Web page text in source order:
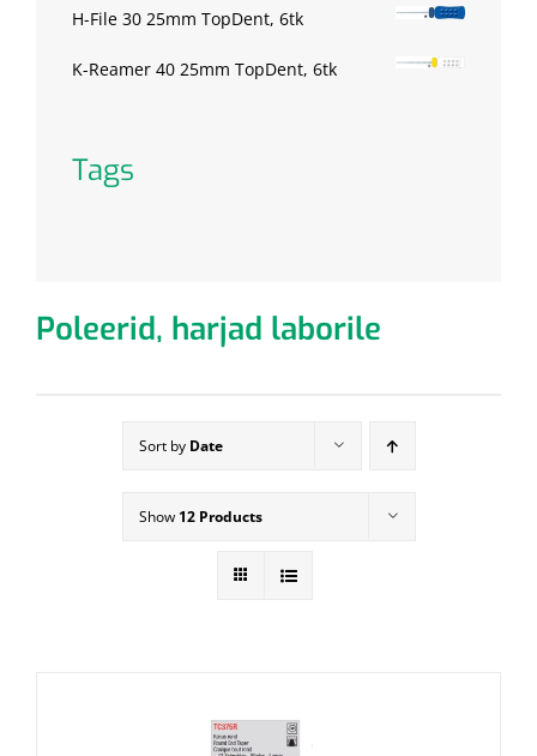
H-File 30 25mm TopDent, 6tk
K-Reamer 40 25mm TopDent, 6tk
Tags
Poleerid, harjad laborile
Sort by Date
Show 12 Products